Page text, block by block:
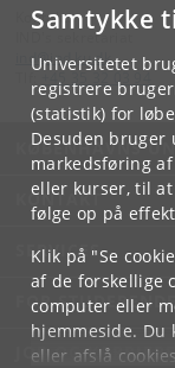
Samtykke
Universitetet
registrere
(statistik) for
Desuden
markedsføring
eller kurser, til
følge op på
Klik på "Se
af de forskellige
computer eller
hjemmeside. Du
eller afslå
Kontakt:
IND's sekretariat
ind @ind. ku.dk
KØBENHAVNS
KONTAKT
SERVICES
FOR
JOB OG KARRIERE